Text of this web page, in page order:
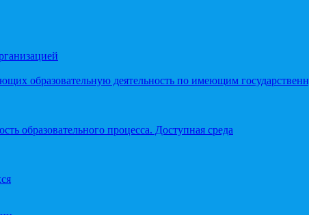
образовательную деятельность по имеющим
образовательного процесса. Доступная среда